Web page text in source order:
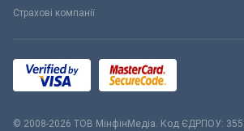
Страхові компанії
© 2008-2026 ТОВ МiнфiнМедiа. Код ЄДРПОУ: